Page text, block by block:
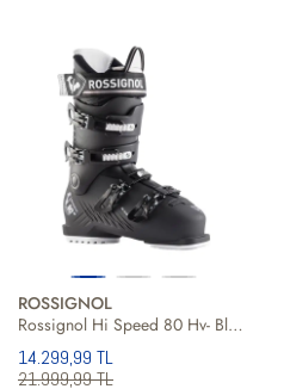
ROSSIGNOL
Rossignol Hi Speed 80 Hv- Black Silver Erkek Kayak Ayakkabısı
14.299,99 TL
21.999,99 TL